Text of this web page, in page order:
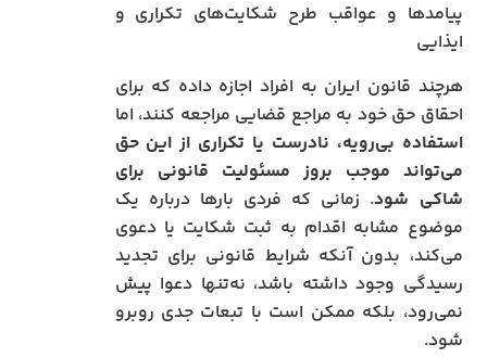
پیامدها و عواقب طرح شکایت‌های تکراری و
ایذایی
هرچند قانون ایران به افراد اجازه داده که برای
احقاق حق خود به مراجع قضایی مراجعه کنند، اما
استفاده بی‌رویه، نادرست یا تکراری از این حق
می‌تواند موجب بروز مسئولیت قانونی برای
شاکی شود. زمانی که فردی بارها درباره یک
موضوع مشابه اقدام به ثبت شکایت یا دعوی
می‌کند، بدون آنکه شرایط قانونی برای تجدید
رسیدگی وجود داشته باشد، نه‌تنها دعوا پیش
نمی‌رود، بلکه ممکن است با تبعات جدی روبرو
شود.